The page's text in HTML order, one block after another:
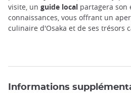
visite, un guide local partagera son
connaissances, vous offrant un
culinaire d'Osaka et de ses trésors
Informations